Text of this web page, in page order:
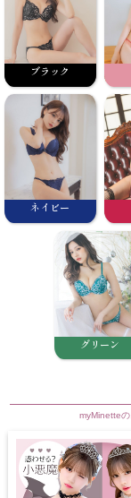
ブラック
ネイビー
グリーン
myMinette